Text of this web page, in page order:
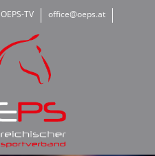
OEPS-TV office@oeps.at